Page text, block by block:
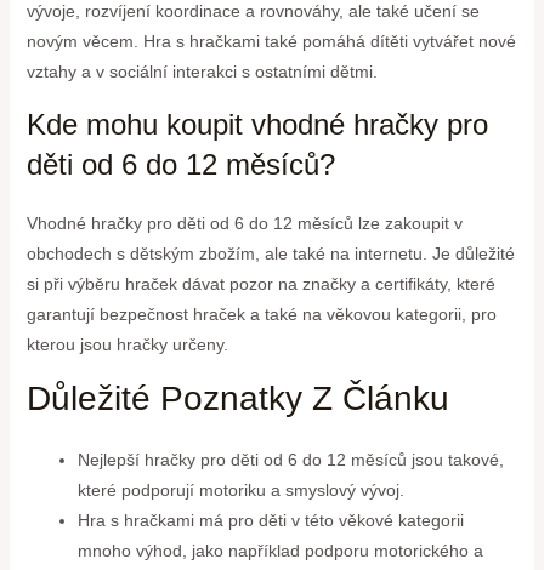
vývoje, rozvíjení koordinace a rovnováhy, ale také učení se
novým věcem. Hra s hračkami také pomáhá dítěti vytvářet nové
vztahy a v sociální interakci s ostatními dětmi.
Kde mohu koupit vhodné hračky pro
děti od 6 do 12 měsíců?
Vhodné hračky pro děti od 6 do 12 měsíců lze zakoupit v
obchodech s dětským zbožím, ale také na internetu. Je důležité
si při výběru hraček dávat pozor na značky a certifikáty, které
garantují bezpečnost hraček a také na věkovou kategorii, pro
kterou jsou hračky určeny.
Důležité Poznatky Z Článku
Nejlepší hračky pro děti od 6 do 12 měsíců jsou takové,
které podporují motoriku a smyslový vývoj.
Hra s hračkami má pro děti v této věkové kategorii
mnoho výhod, jako například podporu motorického a